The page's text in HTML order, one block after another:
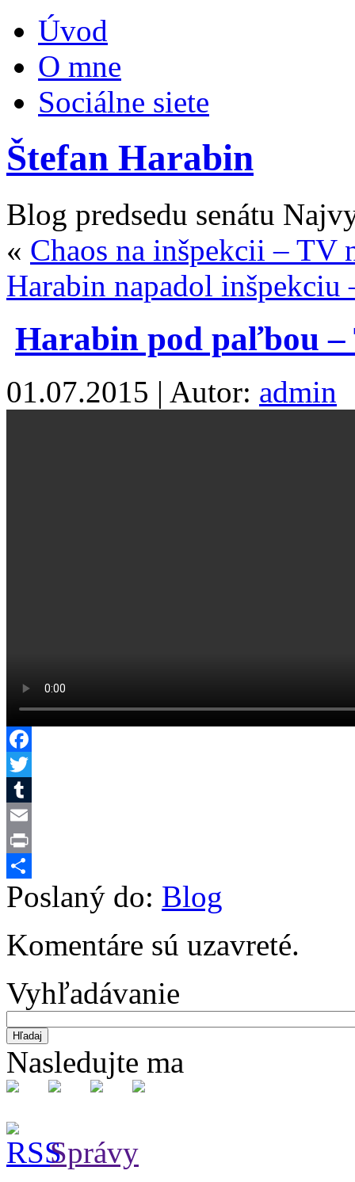
Úvod
O mne
Sociálne siete
Štefan Harabin
Blog predsedu senátu
« Chaos na inšpekcii –
Harabin napadol
Harabin pod paľbou
01.07.2015 | Autor: admin
Facebook
Twitter
Tumblr
Email
Print
Share
Poslaný do: Blog
Komentáre sú uzavreté.
Vyhľadávanie
Nasledujte ma
Správy